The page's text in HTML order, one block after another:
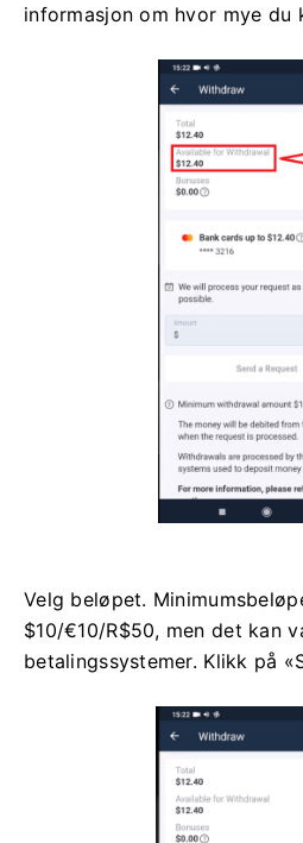
informasjon om hvor mye du
Velg beløpet.
$10/€10/R$50, men det kan
betalingssystemer. Klikk på